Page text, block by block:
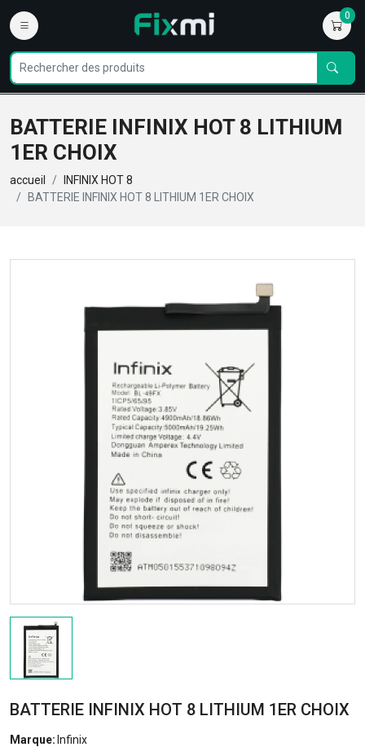
0
BATTERIE INFINIX HOT 8 LITHIUM
1ER CHOIX
accueil
INFINIX HOT 8
BATTERIE INFINIX HOT 8 LITHIUM 1ER CHOIX
BATTERIE INFINIX HOT 8 LITHIUM 1ER CHOIX
Marque: Infinix